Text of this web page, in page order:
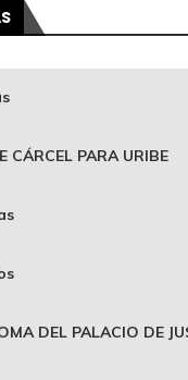
CÁRCEL PARA URIBE
DEL PALACIO DE